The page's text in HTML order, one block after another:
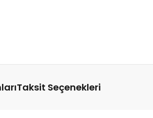
Taksit Seçenekleri